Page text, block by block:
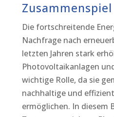
Zusammenspiel
Die fortschreitende
Nachfrage nach
letzten Jahren stark
Photovoltaikanlagen
wichtige Rolle, da sie
nachhaltige und
ermöglichen. In diesem